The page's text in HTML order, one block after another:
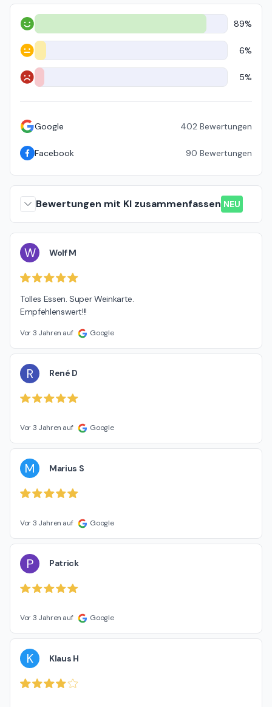
Positiv 89%
Neutral 6%
Negativ 5%
Google 402 Bewertungen
Facebook 90 Bewertungen
Bewertungen mit KI zusammenfassen NEU
W Wolf M
Tolles Essen. Super Weinkarte.
Empfehlenswert!!!
Vor 3 Jahren auf Google
R René D
Vor 3 Jahren auf Google
M Marius S
Vor 3 Jahren auf Google
P Patrick
Vor 3 Jahren auf Google
K Klaus H